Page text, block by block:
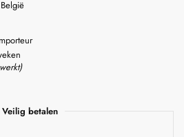
Veilig betalen